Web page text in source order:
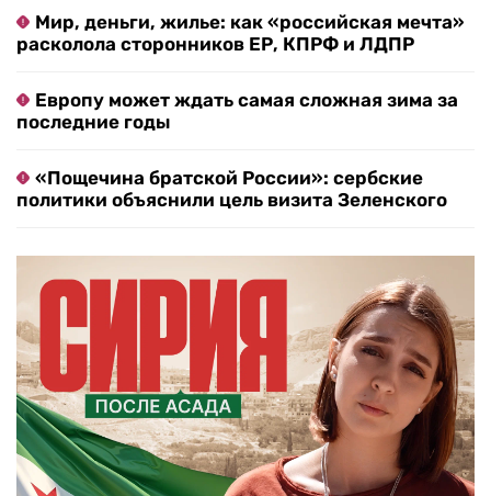
Мир, деньги, жилье: как «российская мечта»
расколола сторонников ЕР, КПРФ и ЛДПР
Европу может ждать самая сложная зима за
последние годы
«Пощечина братской России»: сербские
политики объяснили цель визита Зеленского